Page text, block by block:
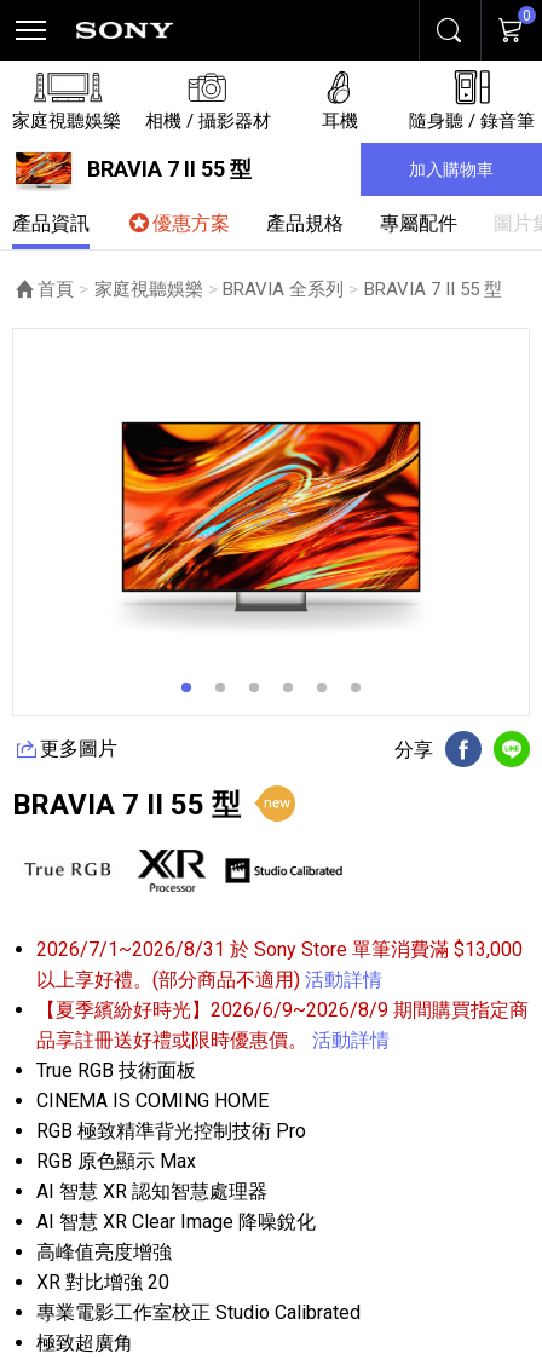
搜尋 購物
0
家庭視聽娛樂 相機 / 攝影器材 耳機 隨身聽 / 錄音筆
BRAVIA 7 II 55 型 加入購物車
產品資訊 優惠方案 產品規格 專屬配件 圖片
首頁 家庭視聽娛樂 BRAVIA 全系列 目前頁面：
BRAVIA 7 II 55 型
更多圖片 分享
FB分享
BRAVIA 7 II 55 型
2026/7/1~2026/8/31 於 Sony Store 單筆消費滿 $13,000
以上享好禮。(部分商品不適用) 活動詳情
【夏季繽紛好時光】2026/6/9~2026/8/9 期間購買指定商
品享註冊送好禮或限時優惠價。
活動詳情
True RGB 技術面板
CINEMA IS COMING HOME
RGB 極致精準背光控制技術 Pro
RGB 原色顯示 Max
AI 智慧 XR 認知智慧處理器
AI 智慧 XR Clear Image 降噪銳化
高峰值亮度增強
XR 對比增強 20
專業電影工作室校正 Studio Calibrated
極致超廣角